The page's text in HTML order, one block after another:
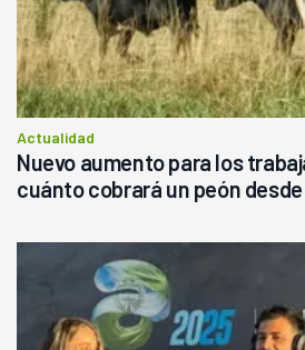
Actualidad
Nuevo aumento para los
cuánto cobrará un peón